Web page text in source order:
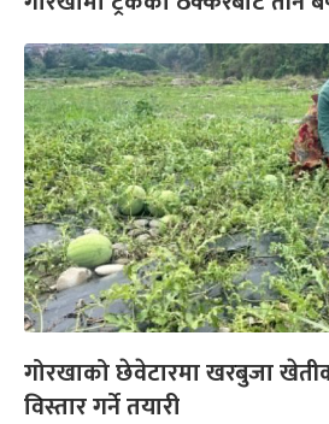
गोरखाको छेवेटारमा खरबुजा
विस्तार गर्ने तयारी